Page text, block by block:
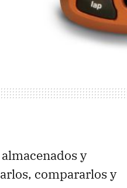
y
compararlos y